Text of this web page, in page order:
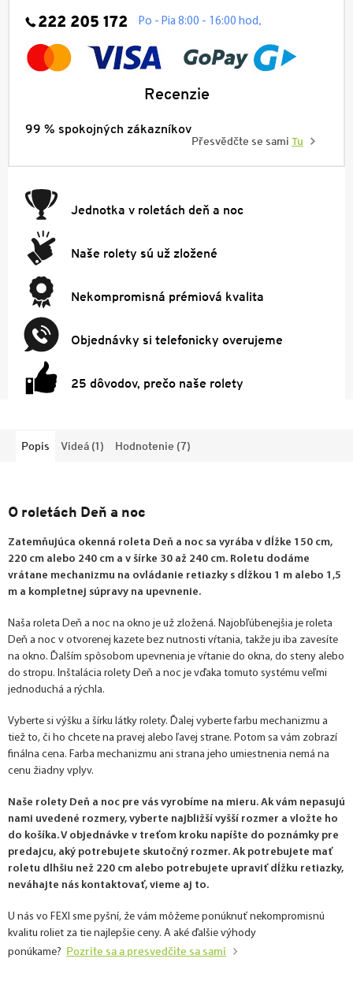
222 205 172 Po - Pia 8:00 - 16:00 hod .
Recenzie
99 % spokojných zákazníkov
Přesvědčte se sami Tu
Jednotka v roletách deň a noc
Naše rolety sú už zložené
Nekompromisná prémiová kvalita
Objednávky si telefonicky overujeme
25 dôvodov, prečo naše rolety
Popis Videá (1) Hodnotenie (7)
O roletách Deň a noc
Zatemňujúca okenná roleta Deň a noc sa vyrába v dĺžke 150 cm,
220 cm alebo 240 cm a v šírke 30 až 240 cm. Roletu dodáme
vrátane mechanizmu na ovládanie retiazky s dĺžkou 1 m alebo 1,5
m a kompletnej súpravy na upevnenie.
Naša roleta Deň a noc na okno je už zložená. Najobľúbenejšia je roleta
Deň a noc v otvorenej kazete bez nutnosti vŕtania, takže ju iba zavesíte
na okno. Ďalším spôsobom upevnenia je vŕtanie do okna, do steny alebo
do stropu. Inštalácia rolety Deň a noc je vďaka tomuto systému veľmi
jednoduchá a rýchla.
Vyberte si výšku a šírku látky rolety. Ďalej vyberte farbu mechanizmu a
tiež to, či ho chcete na pravej alebo ľavej strane. Potom sa vám zobrazí
finálna cena. Farba mechanizmu ani strana jeho umiestnenia nemá na
cenu žiadny vplyv.
Naše rolety Deň a noc pre vás vyrobíme na mieru. Ak vám nepasujú
nami uvedené rozmery, vyberte najbližší vyšší rozmer a vložte ho
do košíka. V objednávke v treťom kroku napíšte do poznámky pre
predajcu, aký potrebujete skutočný rozmer. Ak potrebujete mať
roletu dlhšiu než 220 cm alebo potrebujete upraviť dĺžku retiazky,
neváhajte nás kontaktovať, vieme aj to.
U nás vo FEXI sme pyšní, že vám môžeme ponúknuť nekompromisnú
kvalitu roliet za tie najlepšie ceny. A aké ďalšie výhody
ponúkame? Pozrite sa a presvedčite sa sami